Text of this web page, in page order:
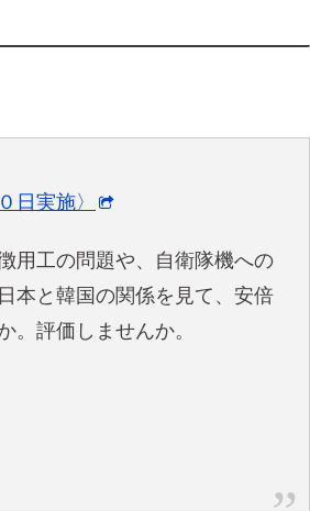
日実施〉
用工の問題や、自衛隊機への
本と韓国の関係を見て、安倍
。評価しませんか。